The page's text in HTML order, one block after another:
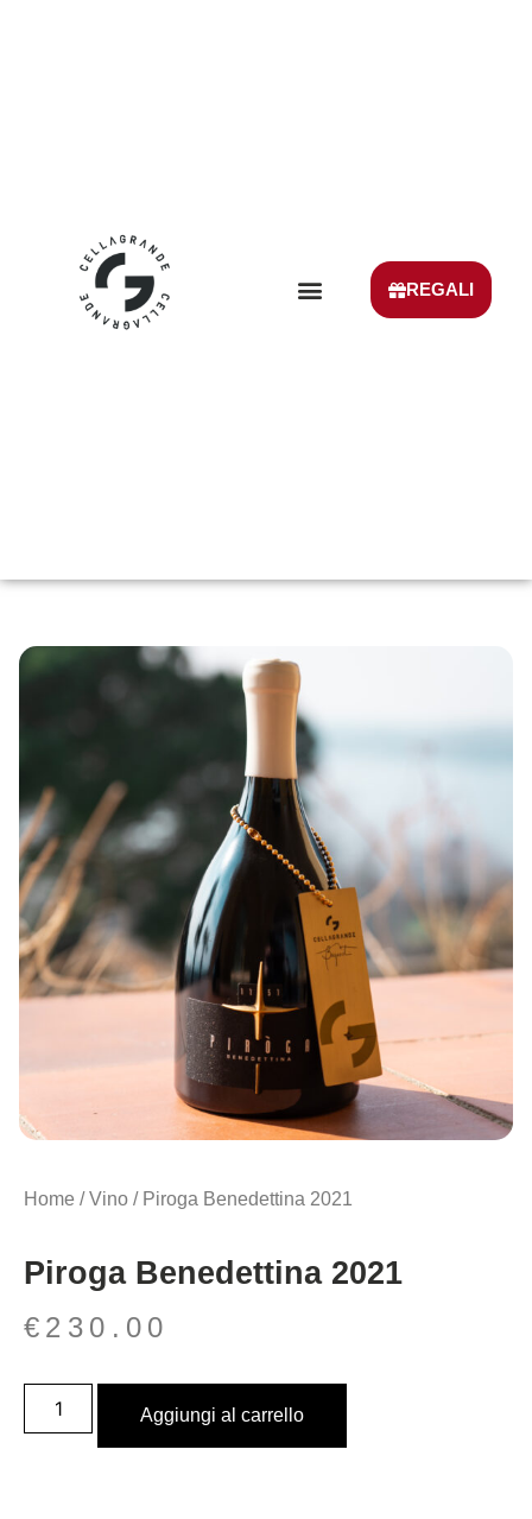
REGALI
Home /Vino / Piroga Benedettina 2021
Piroga Benedettina 2021
€ 230.00
Aggiungi al carrello